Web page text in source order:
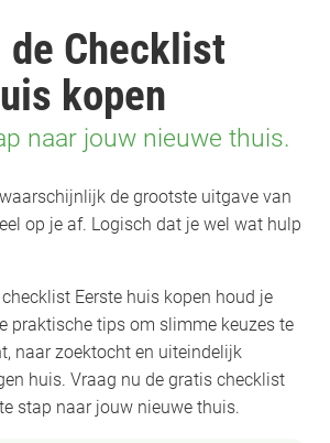
de Checklist
kopen
naar jouw nieuwe thuis.
de grootste uitgave van
op je af. Logisch dat je wel wat hulp
Eerste huis kopen houd je
praktische tips om slimme keuzes te
naar zoektocht en uiteindelijk
huis. Vraag nu de gratis checklist
stap naar jouw nieuwe thuis.